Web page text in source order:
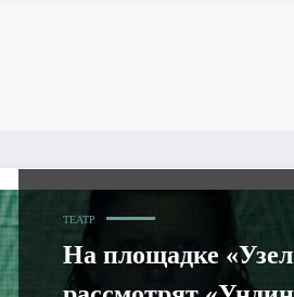
ТЕАТР
На площадке